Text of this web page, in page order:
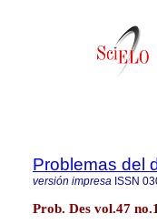
Problemas del
versión impresa ISSN
Prob. Des vol.47